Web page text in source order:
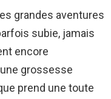
grandes aventures
subie, jamais
encore
grossesse
prend une toute